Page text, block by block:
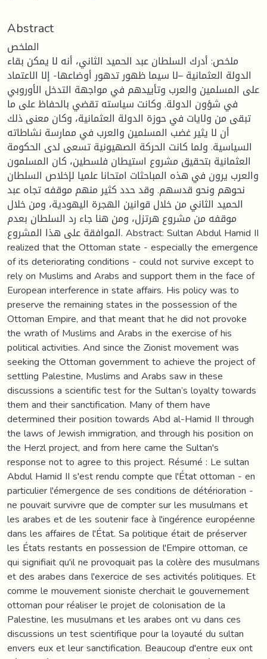
Abstract
الملخص
ملخص: أدرك السلطان عبد الحميد الثاني، أنه لا يمكن بقاء
الدولة العثمانية –لا سيما ظهور تدهور أوضاعها- إلا الاعتماد
على المسلمين والعرب وتأييدهم في مواجهة التدخل الأوروبي
في شؤون الدولة. وكانت سياسته تقضي بالحفاظ على ما
تبقى من ولايات في حوزة الدولة العثمانية، وكان معنى ذلك
أن لا يثير غضب المسلمين والعرب في ممارسة نشاطاته
السياسية. ولما كانت الحركة الصهيونية تسعى لدى الحكومة
العثمانية بتحقيق مشروع استيطان فلسطين، كان المسلمون
والعرب يرون في هذه المباحثات امتحانا علميا لإخلاص السلطان
نحوهم ونحو قدسهم. وقد حدد كثير منهم موقفه تجاه عبد
الحميد الثاني من خلال قوانين الهجرة اليهودية، ومن خلال
موقفه من مشروع هرتزل، ومن هنا جاء رد السلطان بعدم
الموافقة على هذا المشروع. Abstract: Sultan Abdul Hamid II
realized that the Ottoman state - especially the emergence
of its deteriorating conditions - could not survive except to
rely on Muslims and Arabs and support them in the face of
European interference in state affairs. His policy was to
preserve the remaining states in the possession of the
Ottoman Empire, and that meant that he did not provoke
the wrath of Muslims and Arabs in the exercise of his
political activities. And since the Zionist movement was
seeking the Ottoman government to achieve the project of
settling Palestine, Muslims and Arabs saw in these
discussions a scientific test for the Sultan’s loyalty towards
them and their sanctification. Many of them have
determined their position towards Abd al-Hamid II through
the laws of Jewish immigration, and through his position on
the Herzl project, and from here came the Sultan's
response not to agree to this project. Résumé : Le sultan
Abdul Hamid II s'est rendu compte que l'État ottoman - en
particulier l'émergence de ses conditions de détérioration -
ne pouvait survivre que de compter sur les musulmans et
les arabes et de les soutenir face à l'ingérence européenne
dans les affaires de l'État. Sa politique était de préserver
les États restants en possession de l'Empire ottoman, ce
qui signifiait qu'il ne provoquait pas la colère des musulmans
et des arabes dans l'exercice de ses activités politiques. Et
comme le mouvement sioniste cherchait le gouvernement
ottoman pour réaliser le projet de colonisation de la
Palestine, les musulmans et les arabes ont vu dans ces
discussions un test scientifique pour la loyauté du sultan
envers eux et leur sanctification. Beaucoup d'entre eux ont